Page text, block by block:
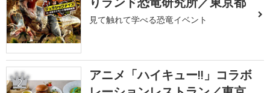
見て触れて学べる恐竜イベント
2
アニメ「ハイキュー!!」コラボ